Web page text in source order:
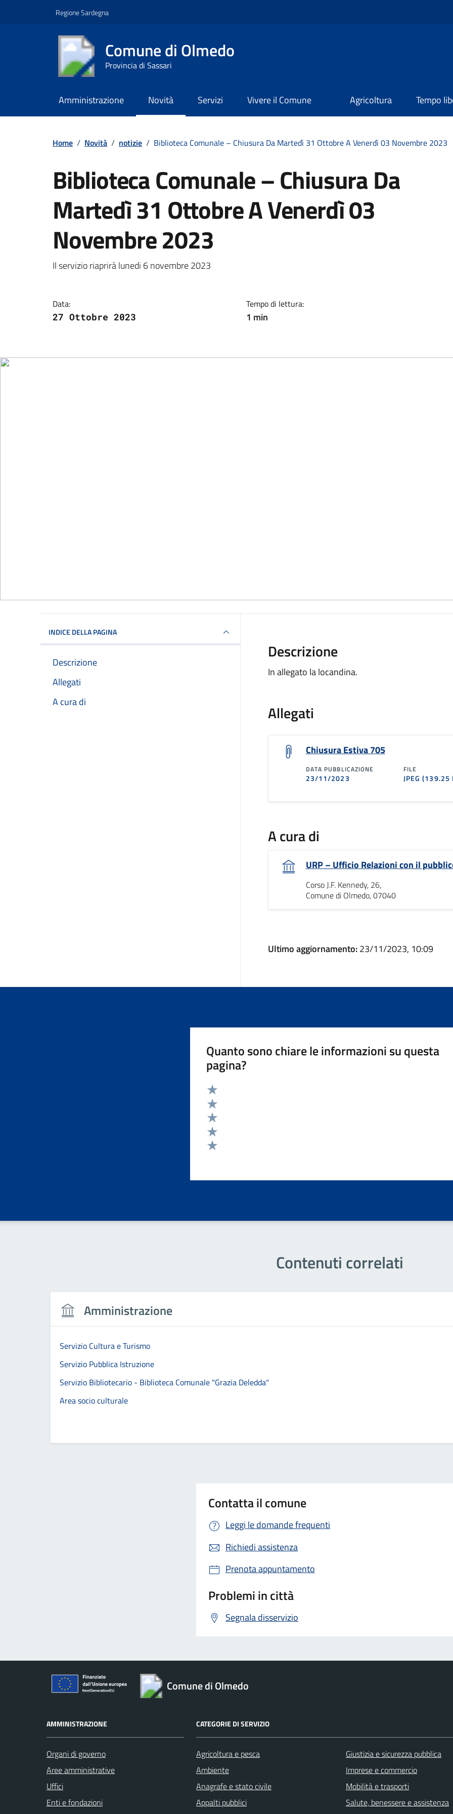
Regione Sardegna
Comune di Olmedo
Provincia di Sassari
Amministrazione Novità Servizi Vivere il Comune Agricoltura Tempo
Home / Novità / notizie / Biblioteca Comunale – Chiusura Da Martedì 31 Ottobre A Venerdì 03 Novembre 2023
Biblioteca Comunale – Chiusura Da
Martedì 31 Ottobre A Venerdì 03
Novembre 2023
Dettagli della notizia
Il servizio riaprirà lunedi 6 novembre 2023
Data:
27 Ottobre 2023
Tempo di lettura:
1 min
INDICE DELLA PAGINA
Descrizione
Allegati
A cura di
Descrizione
In allegato la locandina.
Allegati
Chiusura Estiva 705
DATA PUBBLICAZIONE
23/11/2023
FILE
JPEG(139.25
A cura di
URP – Ufficio Relazioni con il
Corso J.F. Kennedy, 26,
Comune di Olmedo, 07040
Ultimo aggiornamento:23/11/2023, 10:09
Quanto sono chiare le informazioni su questa
pagina?
Valuta 5 stelle su 5
Valuta 4 stelle su 5
Valuta 3 stelle su 5
Valuta 2 stelle su 5
Contenuti correlati
Amministrazione
Servizio Cultura e Turismo
Servizio Pubblica Istruzione
Servizio Bibliotecario - Biblioteca Comunale "Grazia Deledda"
Area socio culturale
Contatta il comune
Leggi le domande frequenti
Richiedi assistenza
Prenota appuntamento
Problemi in città
Segnala disservizio
Comune di Olmedo
AMMINISTRAZIONE
Organi di governo
Aree amministrative
Uffici
Enti e fondazioni
CATEGORIE DI SERVIZIO
Agricoltura e pesca
Ambiente
Anagrafe e stato civile
Appalti pubblici
Giustizia e sicurezza pubblica
Imprese e commercio
Mobilità e trasporti
Salute, benessere e assistenza